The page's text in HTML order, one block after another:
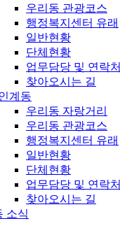
우리동 관광코스
행정복지센터 유래
일반현황
단체현황
업무담당 및 연락처
찾아오시는 길
계동
우리동 자랑거리
우리동 관광코스
행정복지센터 유래
일반현황
단체현황
업무담당 및 연락처
찾아오시는 길
소식